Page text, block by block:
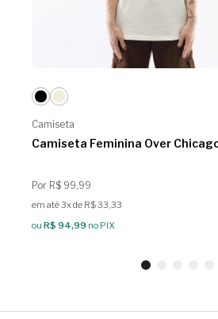
Camiseta
Camiseta Feminina Over
Por R$ 99,99
em até 3x de R$ 33,33
ou R$ 94,99 no PIX